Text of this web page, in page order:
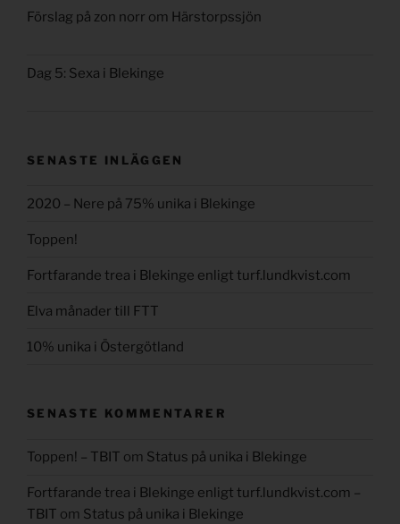
Förslag på zon norr om Härstorpssjön
Dag 5: Sexa i Blekinge
SENASTE INLÄGGEN
2020 – Nere på 75% unika i Blekinge
Toppen!
Fortfarande trea i Blekinge enligt turf.lundkvist.com
Elva månader till FTT
10% unika i Östergötland
SENASTE KOMMENTARER
Toppen! – TBIT om Status på unika i Blekinge
Fortfarande trea i Blekinge enligt turf.lundkvist.com –
TBIT om Status på unika i Blekinge